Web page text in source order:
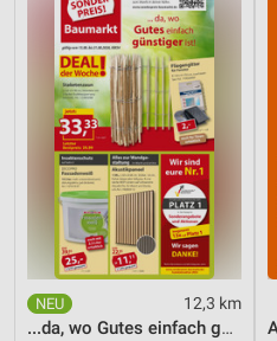
12,3 km
...da, wo Gutes einfach günstiger ist!